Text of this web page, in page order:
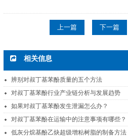
上一篇 下一篇
相关信息
辨别对叔丁基苯酚质量的五个方法
对叔丁基苯酚行业产业链分析与发展趋势
如果对叔丁基苯酚发生泄漏怎么办？
对叔丁基苯酚在运输中的注意事项有哪些？
低灰分烷基酚乙炔超级增粘树脂的制备方法